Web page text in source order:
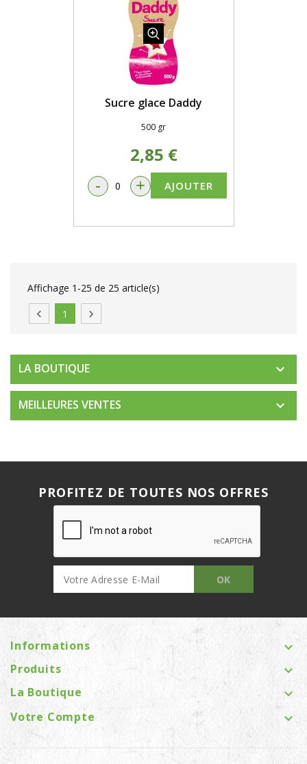
Sucre glace Daddy
500 gr
2,85 €
- + AJOUTER
Affichage 1-25 de 25 article(s)
 1 
LA BOUTIQUE 
MEILLEURES VENTES 
PROFITEZ DE TOUTES NOS OFFRES
Informations 
Produits 
La Boutique 
Votre Compte 